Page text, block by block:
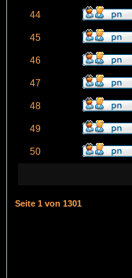
44
45
46
47
48
49
50
Seite 1 von 1301